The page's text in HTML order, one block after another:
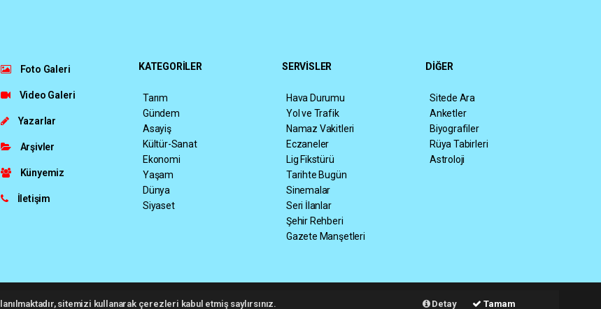
sitemizi kullanarak çerezleri kabul etmiş saylırsınız. Detay Tamam
Foto Galeri
Video Galeri
Yazarlar
Arşivler
Künyemiz
İletişim
KATEGORİLER
Tarım
Gündem
Asayiş
Kültür-Sanat
Ekonomi
Yaşam
Dünya
Siyaset
SERVİSLER
Hava Durumu
Yol ve Trafik
Namaz Vakitleri
Eczaneler
Lig Fikstürü
Tarihte Bugün
Sinemalar
Seri İlanlar
Şehir Rehberi
Gazete Manşetleri
DİĞER
Sitede Ara
Anketler
Biyografiler
Rüya Tabirleri
Astroloji
yazılımı haber paketi haber scriptihaber yazılımhaber script Haber Yazılımı: Web Aksiyon ®